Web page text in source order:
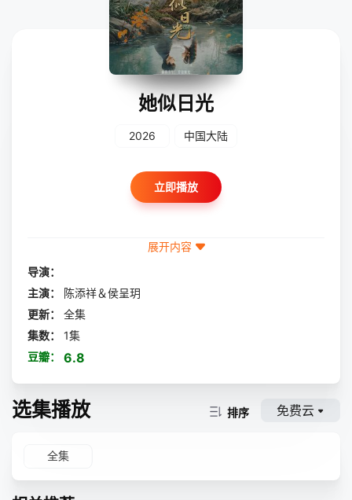
她似日光
2026 中国大陆
立即播放
展开内容
导演：
主演：
陈添祥＆侯呈玥
更新：
全集
集数：
1集
豆瓣：
6.8
选集播放 排序 免费云
全集